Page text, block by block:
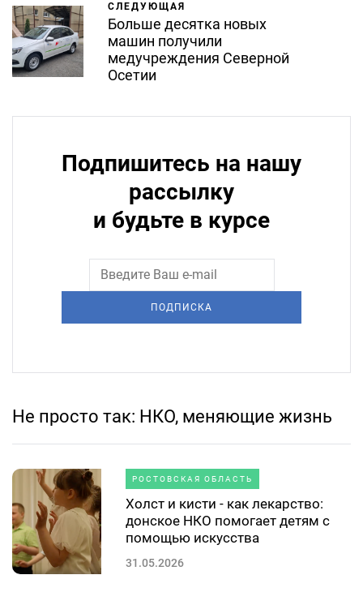
СЛЕДУЮЩАЯ
Больше десятка новых
машин получили
медучреждения Северной
Осетии
Подпишитесь на нашу
рассылку
и будьте в курсе
ПОДПИСКА
Не просто так: НКО, меняющие жизнь
РОСТОВСКАЯ ОБЛАСТЬ
Холст и кисти - как лекарство:
донское НКО помогает детям с
помощью искусства
31.05.2026